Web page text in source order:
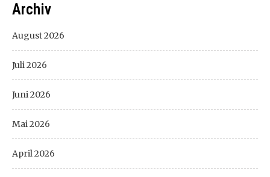
Archiv
August 2026
Juli 2026
Juni 2026
Mai 2026
April 2026